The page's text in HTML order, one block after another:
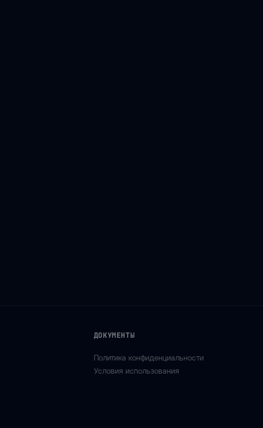
ДОКУМЕНТЫ
Политика конфиденциальности
Условия использования